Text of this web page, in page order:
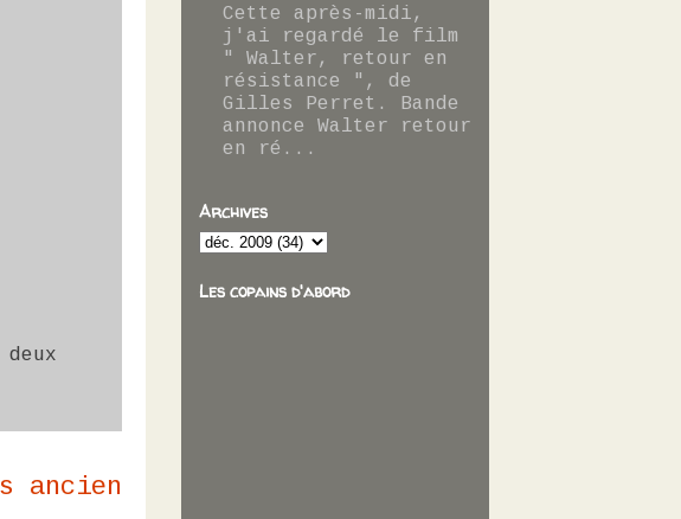
ancien
Cette après-midi,
j'ai regardé le film
" Walter, retour en
résistance ", de
Gilles Perret. Bande
annonce Walter retour
en ré...
Archives
Les copains d'abord